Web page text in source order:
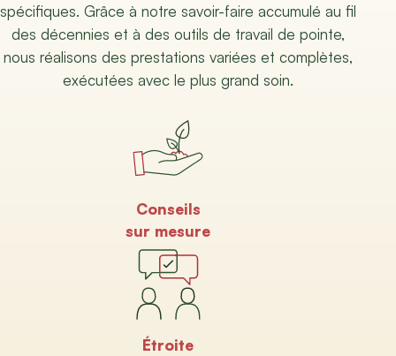
spécifiques. Grâce à notre savoir-faire accumulé au fil
des décennies et à des outils de travail de pointe,
nous réalisons des prestations variées et complètes,
exécutées avec le plus grand soin.
Conseils
sur mesure
Étroite